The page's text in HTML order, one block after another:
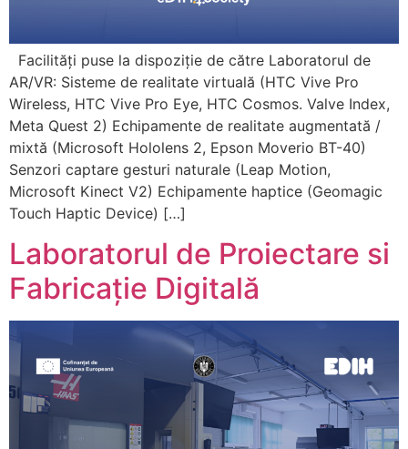
Facilități puse la dispoziție de către Laboratorul de
AR/VR: Sisteme de realitate virtuală (HTC Vive Pro
Wireless, HTC Vive Pro Eye, HTC Cosmos. Valve Index,
Meta Quest 2) Echipamente de realitate augmentată /
mixtă (Microsoft Hololens 2, Epson Moverio BT-40)
Senzori captare gesturi naturale (Leap Motion,
Microsoft Kinect V2) Echipamente haptice (Geomagic
Touch Haptic Device) […]
Laboratorul de Proiectare si
Fabricație Digitală